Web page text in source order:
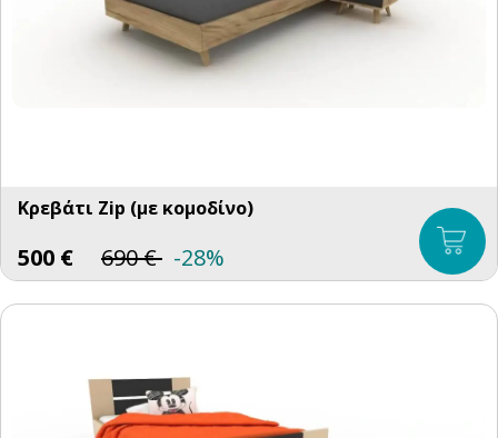
Κρεβάτι Zip (με κομοδίνο)
500 € 690€ -28%